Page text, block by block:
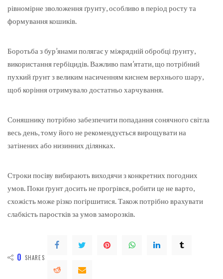
рівномірне зволоження ґрунту, особливо в період росту та
формування кошиків.
Боротьба з бур’янами полягає у міжрядній обробці ґрунту,
використання гербіцидів. Важливо пам’ятати, що потрібний
пухкий ґрунт з великим насиченням киснем верхнього шару,
щоб коріння отримувало достатньо харчування.
Соняшнику потрібно забезпечити попадання сонячного світла
весь день, тому його не рекомендується вирощувати на
затінених або низинних ділянках.
Строки посіву вибирають виходячи з конкретних погодних
умов. Поки ґрунт досить не прогрівся, робити це не варто,
схожість може різко погіршитися. Також потрібно врахувати
слабкість паростків за умов заморозків.
0 SHARES